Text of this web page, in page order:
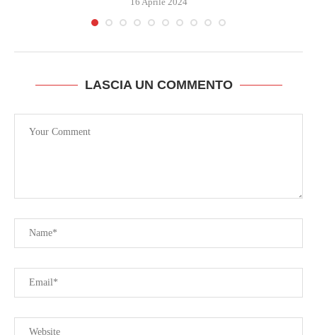
LASCIA UN COMMENTO